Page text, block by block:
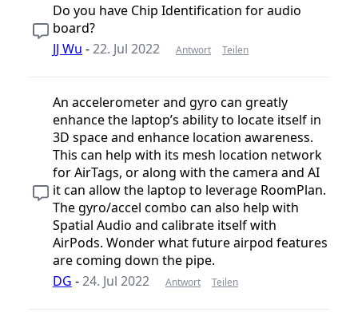
Do you have Chip Identification for audio
board?
JJ Wu -22. Jul 2022 Antwort Teilen
An accelerometer and gyro can greatly
enhance the laptop’s ability to locate itself in
3D space and enhance location awareness.
This can help with its mesh location network
for AirTags, or along with the camera and AI
it can allow the laptop to leverage RoomPlan.
The gyro/accel combo can also help with
Spatial Audio and calibrate itself with
AirPods. Wonder what future airpod features
are coming down the pipe.
DG -24. Jul 2022 Antwort Teilen